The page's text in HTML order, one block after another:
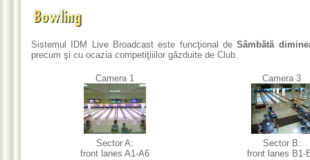
Sistemul IDM Live Broadcast este funcţional deSâmbătă
precum şi cu ocazia competiţiiilor găzduite de Club.
Camera 1 Camera 3
Sector A:
front lanes A1-A6
Sector B:
front lanes B1-